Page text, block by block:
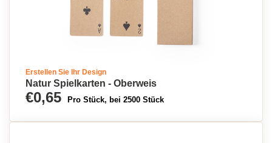
Erstellen Sie Ihr Design
Natur Spielkarten - Oberweis
€0,65 Pro Stück, bei 2500 Stück